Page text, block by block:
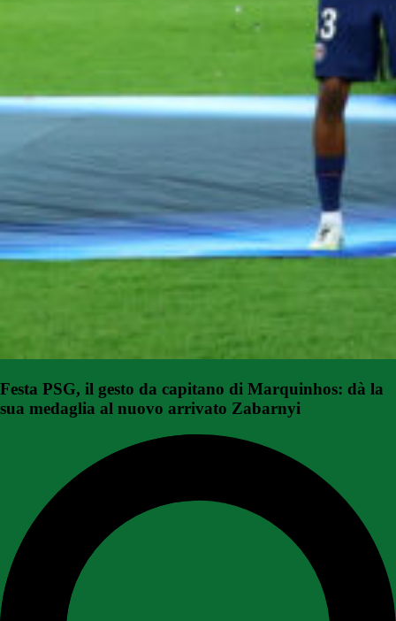
Festa PSG, il gesto da capitano di Marquinhos: dà la
sua medaglia al nuovo arrivato Zabarnyi